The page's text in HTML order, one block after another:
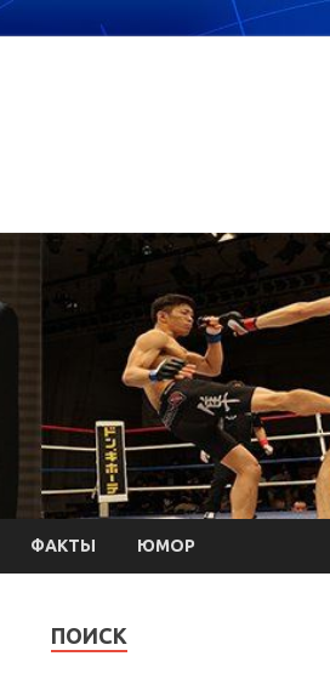
ФАКТЫ ЮМОР
ПОИСК